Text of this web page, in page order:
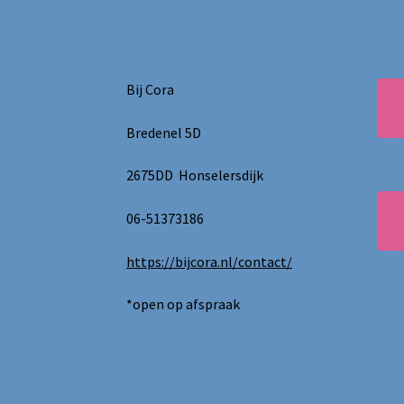
Bij Cora
Bredenel 5D
2675DD Honselersdijk
06-51373186
https://bijcora.nl/contact/
*open op afspraak